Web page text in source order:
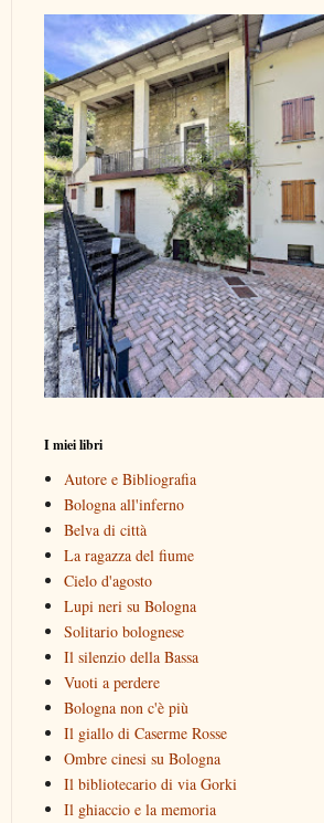
I miei libri
Autore e Bibliografia
Bologna all'inferno
Belva di città
La ragazza del fiume
Cielo d'agosto
Lupi neri su Bologna
Solitario bolognese
Il silenzio della Bassa
Vuoti a perdere
Bologna non c'è più
Il giallo di Caserme Rosse
Ombre cinesi su Bologna
Il bibliotecario di via Gorki
Il ghiaccio e la memoria